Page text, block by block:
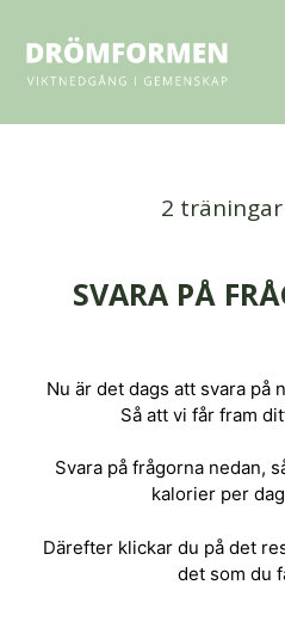
2
SVARA PÅ
Nu är det dags att svara på
Så att vi får fram
Svara på frågorna nedan,
kalorier per
Därefter klickar du på det
det som du